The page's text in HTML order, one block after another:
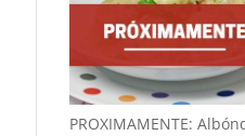
PROXIMAMENTE: